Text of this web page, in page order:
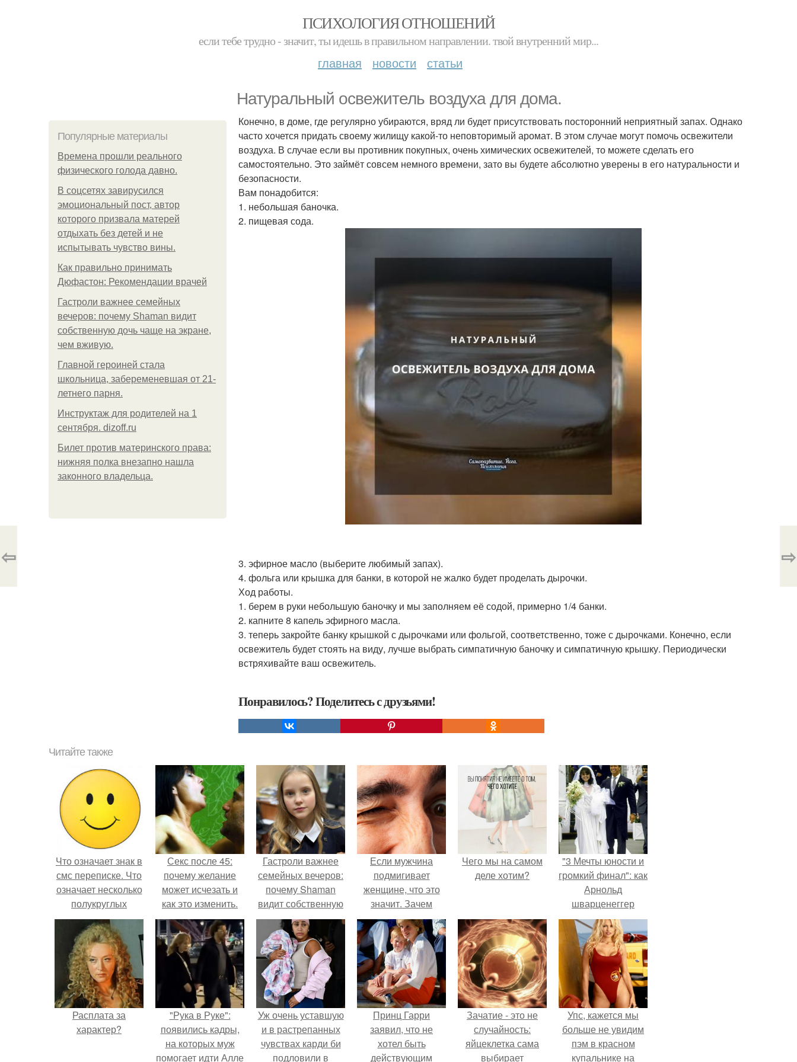
ПСИХОЛОГИЯ ОТНОШЕНИЙ
если тебе трудно - значит, ты идешь в правильном направлении. твой внутренний мир...
главная новости статьи
Натуральный освежитель воздуха для дома.
Популярные материалы
Bpeмена прошли реального
физического голода давно.
В соцсетях завирусился
эмоциональный пост, автор
которого призвала матерей
отдыхать без детей и не
испытывать чувство вины.
Как правильно принимать
Дюфастон: Рекомендации врачей
Гастроли важнее семейных
вечеров: почему Shaman видит
собственную дочь чаще на экране,
чем вживую.
Главной героиней стала
школьница, забеременевшая от 21-
летнего парня.
Инструктаж для родителей на 1
сентября. dizoff.ru
Билет против материнского права:
нижняя полка внезапно нашла
законного владельца.
Конечно, в доме, где регулярно убираются, вряд ли будет присутствовать посторонний неприятный запах. Однако
часто хочется придать своему жилищу какой-то неповторимый аромат. В этом случае могут помочь освежители
воздуха. В случае если вы противник покупных, очень химических освежителей, то можете сделать его
самостоятельно. Это займёт совсем немного времени, зато вы будете абсолютно уверены в его натуральности и
безопасности.
Вам понадобится:
1. небольшая баночка.
2. пищевая сода.
3. эфирное масло (выберите любимый запах).
4. фольга или крышка для банки, в которой не жалко будет проделать дырочки.
Ход работы.
1. берем в руки небольшую баночку и мы заполняем её содой, примерно 1/4 банки.
2. капните 8 капель эфирного масла.
3. теперь закройте банку крышкой с дырочками или фольгой, соответственно, тоже с дырочками. Конечно, если
освежитель будет стоять на виду, лучше выбрать симпатичную баночку и симпатичную крышку. Периодически
встряхивайте ваш освежитель.
Понравилось? Поделитесь с друзьями!
⇦ ⇨
Читайте также
Что означает знак в
смс переписке. Что
означает несколько
полукруглых
скобочек в конце
предложения?
Секс после 45:
почему желание
может исчезать и
как это изменить.
Гастроли важнее
семейных вечеров:
почему Shaman
видит собственную
дочь чаще на
экране, чем
вживую.
Если мужчина
подмигивает
женщине, что это
значит. Зачем
мужчина мне
подмигнул?
Чего мы на самом
деле хотим?
"3 Мечты юности и
громкий финал": как
Арнольд
шварценеггер
женился на
племяннице
Кеннеди.
Расплата за
характер?
"Рука в Руке":
появились кадры,
на которых муж
помогает идти Алле
Уж очень уставшую
и в растрепанных
чувствах карди би
подловили в
Принц Гарри
заявил, что не
хотел быть
действующим
Зачатие - это не
случайность:
яйцеклетка сама
выбирает
Упс, кажется мы
больше не увидим
пэм в красном
купальнике на